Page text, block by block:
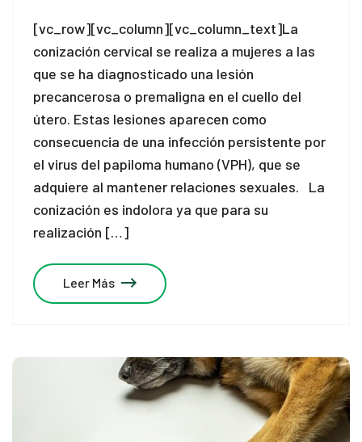
[vc_row][vc_column][vc_column_text]La
conización cervical se realiza a mujeres a las
que se ha diagnosticado una lesión
precancerosa o premaligna en el cuello del
útero. Estas lesiones aparecen como
consecuencia de una infección persistente por
el virus del papiloma humano (VPH), que se
adquiere al mantener relaciones sexuales. La
conización es indolora ya que para su
realización […]
Leer Más